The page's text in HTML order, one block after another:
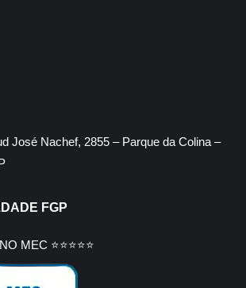
José Nachef, 2855 – Parque da Colina –
FGP
MEC ⭐⭐⭐⭐⭐